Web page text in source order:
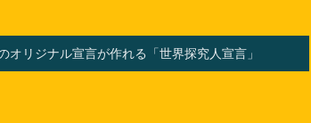
オリジナル宣言が作れる「世界探究人宣言」